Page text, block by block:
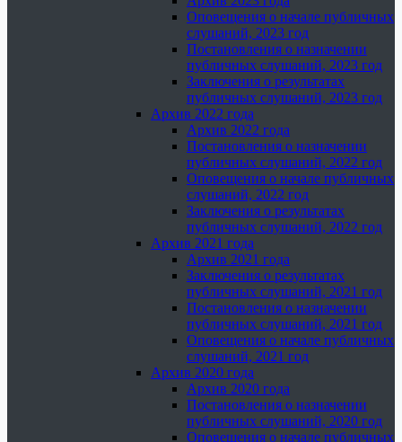
Оповещения о начале публичных
слушаний, 2023 год
Постановления о назначении
публичных слушаний, 2023 год
Заключения о результатах
публичных слушаний, 2023 год
Архив 2022 года
Архив 2022 года
Постановления о назначении
публичных слушаний, 2022 год
Оповещения о начале публичных
слушаний, 2022 год
Заключения о результатах
публичных слушаний, 2022 год
Архив 2021 года
Архив 2021 года
Заключения о результатах
публичных слушаний, 2021 год
Постановления о назначении
публичных слушаний, 2021 год
Оповещения о начале публичных
слушаний, 2021 год
Архив 2020 года
Архив 2020 года
Постановления о назначении
публичных слушаний, 2020 год
Оповещения о начале публичных